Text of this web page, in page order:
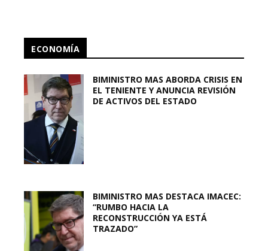
ECONOMÍA
BIMINISTRO MAS ABORDA CRISIS EN
EL TENIENTE Y ANUNCIA REVISIÓN
DE ACTIVOS DEL ESTADO
BIMINISTRO MAS DESTACA IMACEC:
“RUMBO HACIA LA
RECONSTRUCCIÓN YA ESTÁ
TRAZADO”